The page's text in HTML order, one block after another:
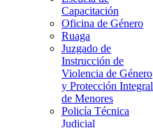
Capacitación
Oficina de Género
Ruaga
Juzgado de
Instrucción de
Violencia de Género
y Protección Integral
de Menores
Policía Técnica
Judicial